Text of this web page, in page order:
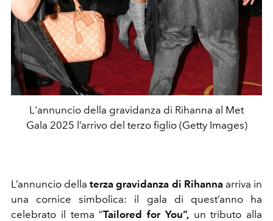
L'annuncio della gravidanza di Rihanna al Met
Gala 2025 l’arrivo del terzo figlio (Getty Images)
L’annuncio dellaterza gravidanza di Rihanna arriva in
una cornice simbolica: il gala di quest’anno ha
celebrato il tema “Tailored for You”,un tributo alla